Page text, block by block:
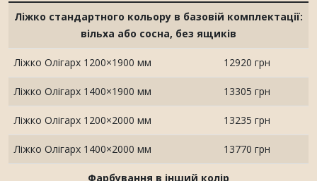
Ліжко стандартного кольору в базовій комплектації:
вільха або сосна, без ящиків
Ліжко Олігарх 1200×1900 мм 12920 грн
Ліжко Олігарх 1400×1900 мм 13305 грн
Ліжко Олігарх 1200×2000 мм 13235 грн
Ліжко Олігарх 1400×2000 мм 13770 грн
Фарбування в інший колір